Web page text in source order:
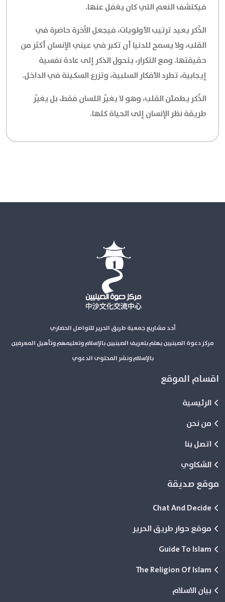
فيكتشف النعم التي كان يغفل عنها.
الذِّكر يعيد ترتيب الأولويات، فيجعل الآخرة حاضرة في
القلب، ولا يسمح للدنيا أن تكبر في عيني الإنسان أكثر من
حقيقتها. ومع التكرار، يتحول الذكر إلى عادة نفسية
إيجابية، تطرد الأفكار السلبية، وتزرع السكينة في الداخل.
الذِّكر يطمئن القلب، وهو لا يغيّر اللسان فقط، بل يغيّر
طريقة نظر الإنسان إلى الحياة كلها.
أحد مشاريع جمعية طريق الحرير للتواصل الحضاري
مركز دعوة الصينيين يهتم بتعريف الصينيين بالإسلام وتعليمهم وتأهيل المعرفين
بالإسلام ونشر المحتوى الدعوي
اقسام الموقع
الرئيسية
من نحن
اتصل بنا
الشكاوي
موقع صديقة
Chat And Decide
موقع حوار طريق الحرير
Guide To Islam
The Religion Of Islam
بيان الاسلام